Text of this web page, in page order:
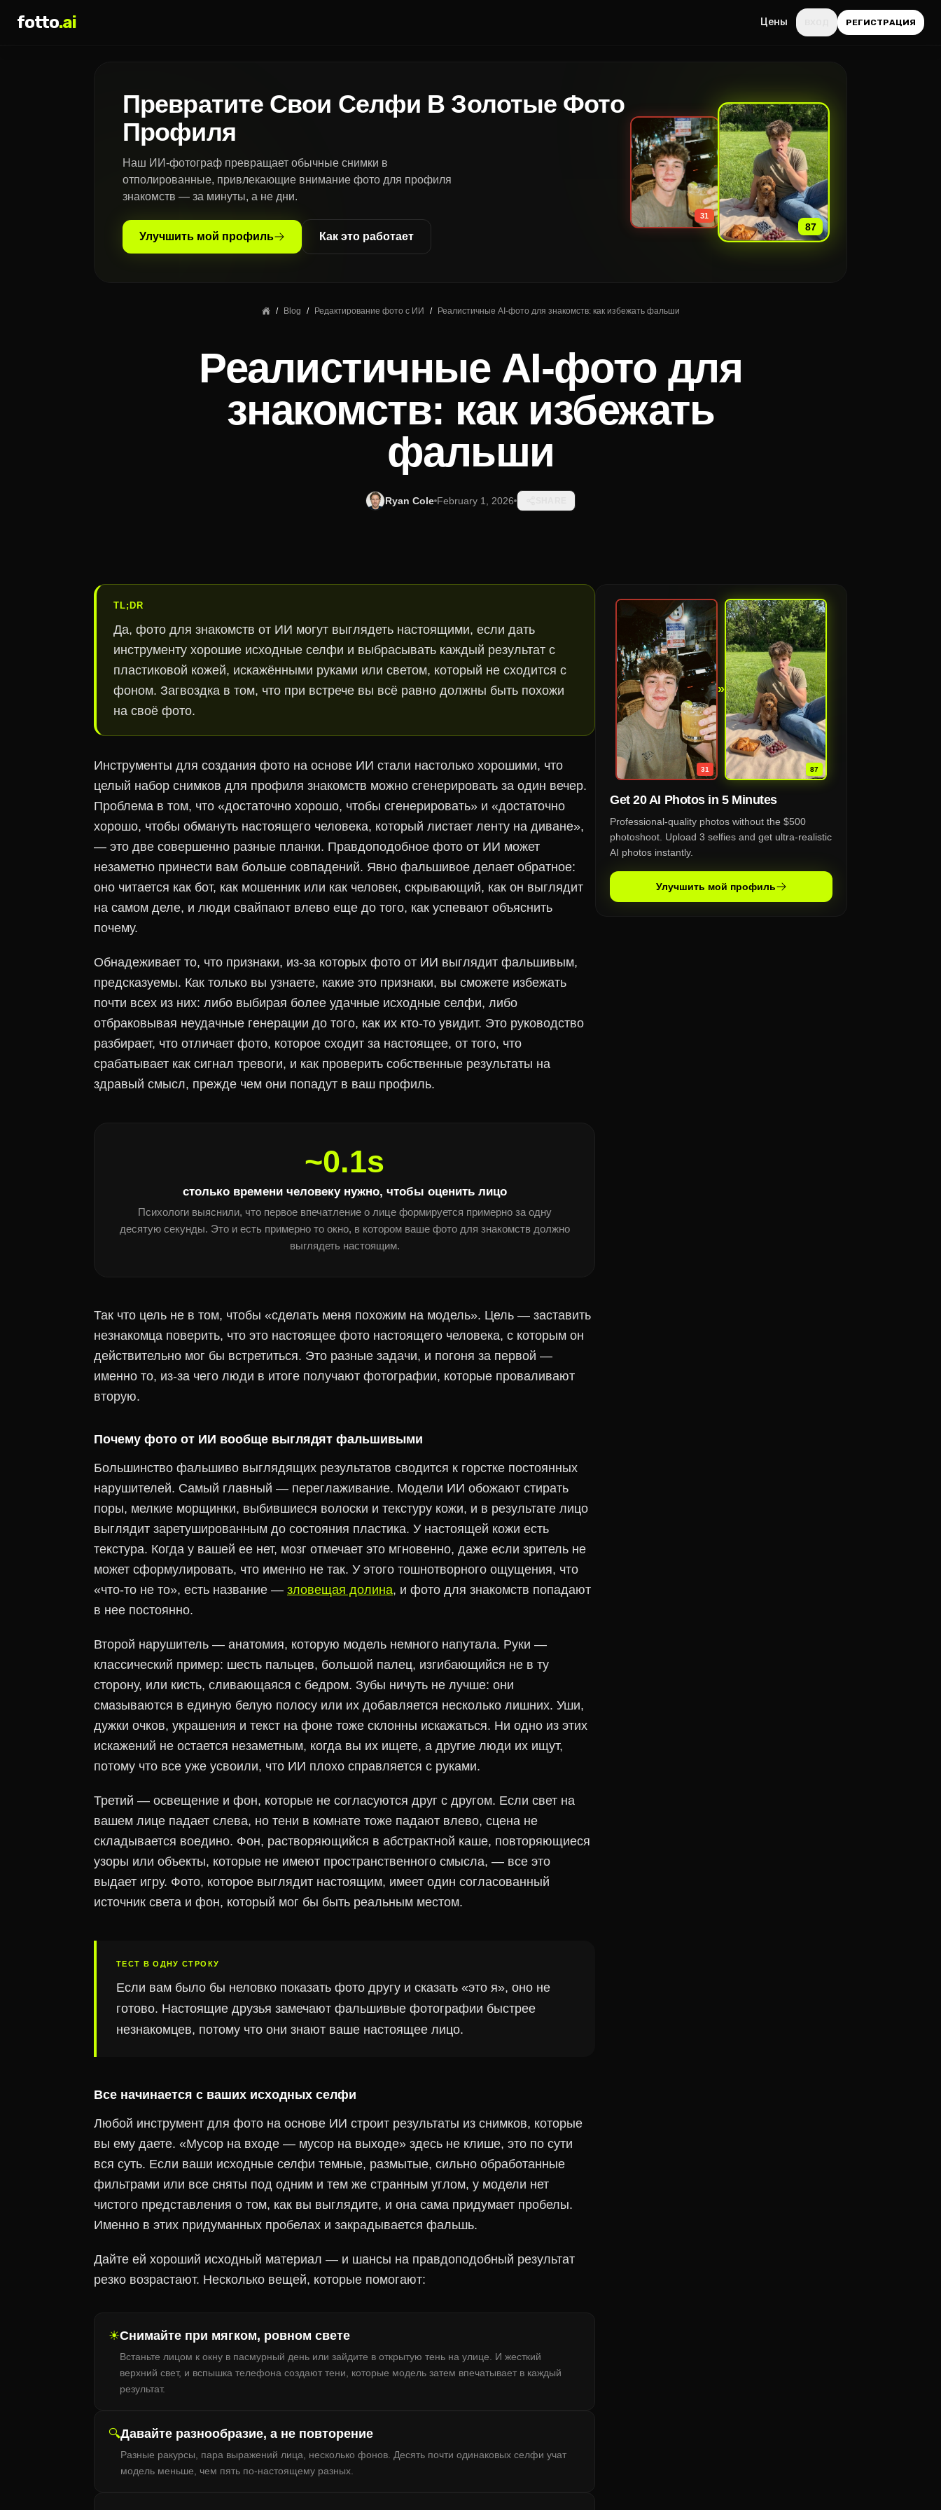
fotto.ai Цены РЕГИСТРАЦИЯ
Превратите Свои Селфи В Золотые Фото
Профиля
Наш ИИ-фотограф превращает обычные снимки в
отполированные, привлекающие внимание фото для профиля
знакомств — за минуты, а не дни.
Улучшить мой профиль Как это работает
31
»
87
/ Blog / Редактирование фото с ИИ / Реалистичные AI-фото для знакомств: как избежать фальши
Реалистичные AI-фото для
знакомств: как избежать
фальши
Ryan Cole February 1, 2026
TL;DR
Да, фото для знакомств от ИИ могут выглядеть настоящими, если дать
инструменту хорошие исходные селфи и выбрасывать каждый результат с
пластиковой кожей, искажёнными руками или светом, который не сходится с
фоном. Загвоздка в том, что при встрече вы всё равно должны быть похожи
на своё фото.
Инструменты для создания фото на основе ИИ стали настолько хорошими, что
целый набор снимков для профиля знакомств можно сгенерировать за один вечер.
Проблема в том, что «достаточно хорошо, чтобы сгенерировать» и «достаточно
хорошо, чтобы обмануть настоящего человека, который листает ленту на диване»,
— это две совершенно разные планки. Правдоподобное фото от ИИ может
незаметно принести вам больше совпадений. Явно фальшивое делает обратное:
оно читается как бот, как мошенник или как человек, скрывающий, как он выглядит
на самом деле, и люди свайпают влево еще до того, как успевают объяснить
почему.
Обнадеживает то, что признаки, из-за которых фото от ИИ выглядит фальшивым,
предсказуемы. Как только вы узнаете, какие это признаки, вы сможете избежать
почти всех из них: либо выбирая более удачные исходные селфи, либо
отбраковывая неудачные генерации до того, как их кто-то увидит. Это руководство
разбирает, что отличает фото, которое сходит за настоящее, от того, что
срабатывает как сигнал тревоги, и как проверить собственные результаты на
здравый смысл, прежде чем они попадут в ваш профиль.
~0.1s
столько времени человеку нужно, чтобы оценить лицо
Психологи выяснили, что первое впечатление о лице формируется примерно за одну
десятую секунды. Это и есть примерно то окно, в котором ваше фото для знакомств должно
выглядеть настоящим.
Так что цель не в том, чтобы «сделать меня похожим на модель». Цель — заставить
незнакомца поверить, что это настоящее фото настоящего человека, с которым он
действительно мог бы встретиться. Это разные задачи, и погоня за первой —
именно то, из-за чего люди в итоге получают фотографии, которые проваливают
вторую.
Почему фото от ИИ вообще выглядят фальшивыми
Большинство фальшиво выглядящих результатов сводится к горстке постоянных
нарушителей. Самый главный — переглаживание. Модели ИИ обожают стирать
поры, мелкие морщинки, выбившиеся волоски и текстуру кожи, и в результате лицо
выглядит заретушированным до состояния пластика. У настоящей кожи есть
текстура. Когда у вашей ее нет, мозг отмечает это мгновенно, даже если зритель не
может сформулировать, что именно не так. У этого тошнотворного ощущения, что
«что-то не то», есть название — зловещая долина, и фото для знакомств попадают
в нее постоянно.
Второй нарушитель — анатомия, которую модель немного напутала. Руки —
классический пример: шесть пальцев, большой палец, изгибающийся не в ту
сторону, или кисть, сливающаяся с бедром. Зубы ничуть не лучше: они
смазываются в единую белую полосу или их добавляется несколько лишних. Уши,
дужки очков, украшения и текст на фоне тоже склонны искажаться. Ни одно из этих
искажений не остается незаметным, когда вы их ищете, а другие люди их ищут,
потому что все уже усвоили, что ИИ плохо справляется с руками.
Третий — освещение и фон, которые не согласуются друг с другом. Если свет на
вашем лице падает слева, но тени в комнате тоже падают влево, сцена не
складывается воедино. Фон, растворяющийся в абстрактной каше, повторяющиеся
узоры или объекты, которые не имеют пространственного смысла, — все это
выдает игру. Фото, которое выглядит настоящим, имеет один согласованный
источник света и фон, который мог бы быть реальным местом.
ТЕСТ В ОДНУ СТРОКУ
Если вам было бы неловко показать фото другу и сказать «это я», оно не
готово. Настоящие друзья замечают фальшивые фотографии быстрее
незнакомцев, потому что они знают ваше настоящее лицо.
Все начинается с ваших исходных селфи
Любой инструмент для фото на основе ИИ строит результаты из снимков, которые
вы ему даете. «Мусор на входе — мусор на выходе» здесь не клише, это по сути
вся суть. Если ваши исходные селфи темные, размытые, сильно обработанные
фильтрами или все сняты под одним и тем же странным углом, у модели нет
чистого представления о том, как вы выглядите, и она сама придумает пробелы.
Именно в этих придуманных пробелах и закрадывается фальшь.
Дайте ей хороший исходный материал — и шансы на правдоподобный результат
резко возрастают. Несколько вещей, которые помогают:
☀Снимайте при мягком, ровном свете
Встаньте лицом к окну в пасмурный день или зайдите в открытую тень на улице. И жесткий
верхний свет, и вспышка телефона создают тени, которые модель затем впечатывает в каждый
результат.
🔍Давайте разнообразие, а не повторение
Разные ракурсы, пара выражений лица, несколько фонов. Десять почти одинаковых селфи учат
модель меньше, чем пять по-настоящему разных.
31
»
87
Get 20 AI Photos in 5 Minutes
Professional-quality photos without the $500
photoshoot. Upload 3 selfies and get ultra-realistic
AI photos instantly.
Улучшить мой профиль